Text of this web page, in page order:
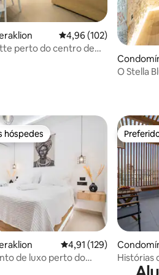
4,96 de uma avaliação
4,96 (102)
perto do centro de
O Stella
preferidos dos hóspedes
hóspedes
4,91 de uma avaliação
4,91 (129)
de luxo perto do
Histórias